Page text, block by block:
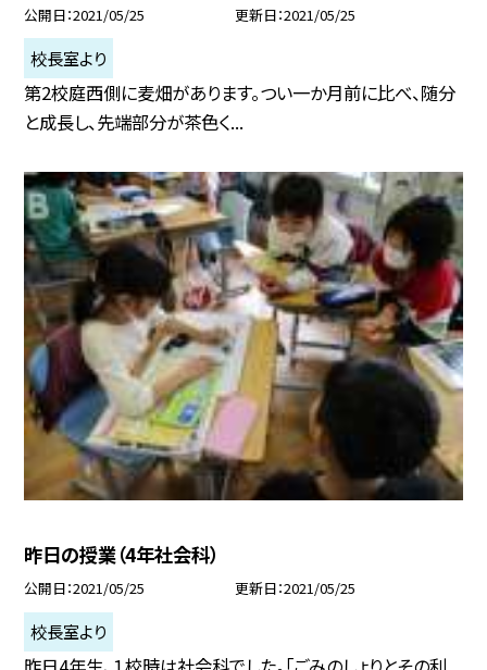
公開日 2021/05/25 更新日 2021/05/25
校長室より
第2校庭西側に麦畑があります。つい一か月前に比べ、随分
と成長し、先端部分が茶色く...
昨日の授業（4年社会科）
公開日 2021/05/25 更新日 2021/05/25
校長室より